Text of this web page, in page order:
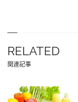
RELATED
関連記事